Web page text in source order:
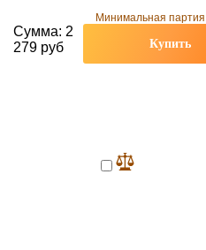
Минимальная партия
Сумма: 2
279 руб
Купить